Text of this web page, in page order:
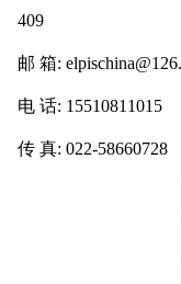
409
邮 箱:
电 话: 15510811015
传 真: 022-58660728